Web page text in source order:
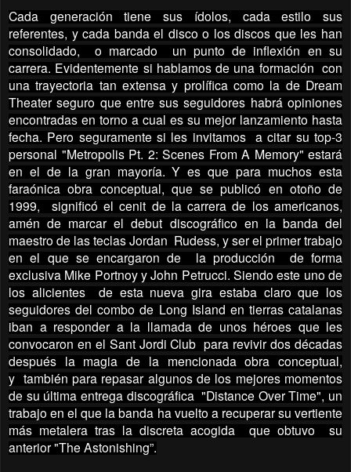
Cada generación tiene sus ídolos, cada estilo sus
referentes, y cada banda el disco o los discos que les han
consolidado, o marcado un punto de inflexión en su
carrera. Evidentemente si hablamos de una formación con
una trayectoria tan extensa y prolífica como la de Dream
Theater seguro que entre sus seguidores habrá opiniones
encontradas en torno a cual es su mejor lanzamiento hasta
fecha. Pero seguramente si les invitamos a citar su top-3
personal "Metropolis Pt. 2: Scenes From A Memory" estará
en el de la gran mayoría. Y es que para muchos esta
faraónica obra conceptual, que se publicó en otoño de
1999, significó el cenit de la carrera de los americanos,
amén de marcar el debut discográfico en la banda del
maestro de las teclas Jordan Rudess, y ser el primer trabajo
en el que se encargaron de la producción de forma
exclusiva Mike Portnoy y John Petrucci. Siendo este uno de
los alicientes de esta nueva gira estaba claro que los
seguidores del combo de Long Island en tierras catalanas
iban a responder a la llamada de unos héroes que les
convocaron en el Sant Jordi Club para revivir dos décadas
después la magia de la mencionada obra conceptual,
y también para repasar algunos de los mejores momentos
de su última entrega discográfica "Distance Over Time", un
trabajo en el que la banda ha vuelto a recuperar su vertiente
más metalera tras la discreta acogida que obtuvo su
anterior "The Astonishing”.